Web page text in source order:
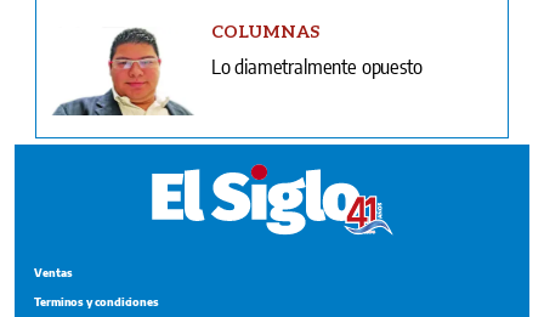
COLUMNAS
Lo diametralmente opuesto
Ventas
Terminos y condiciones